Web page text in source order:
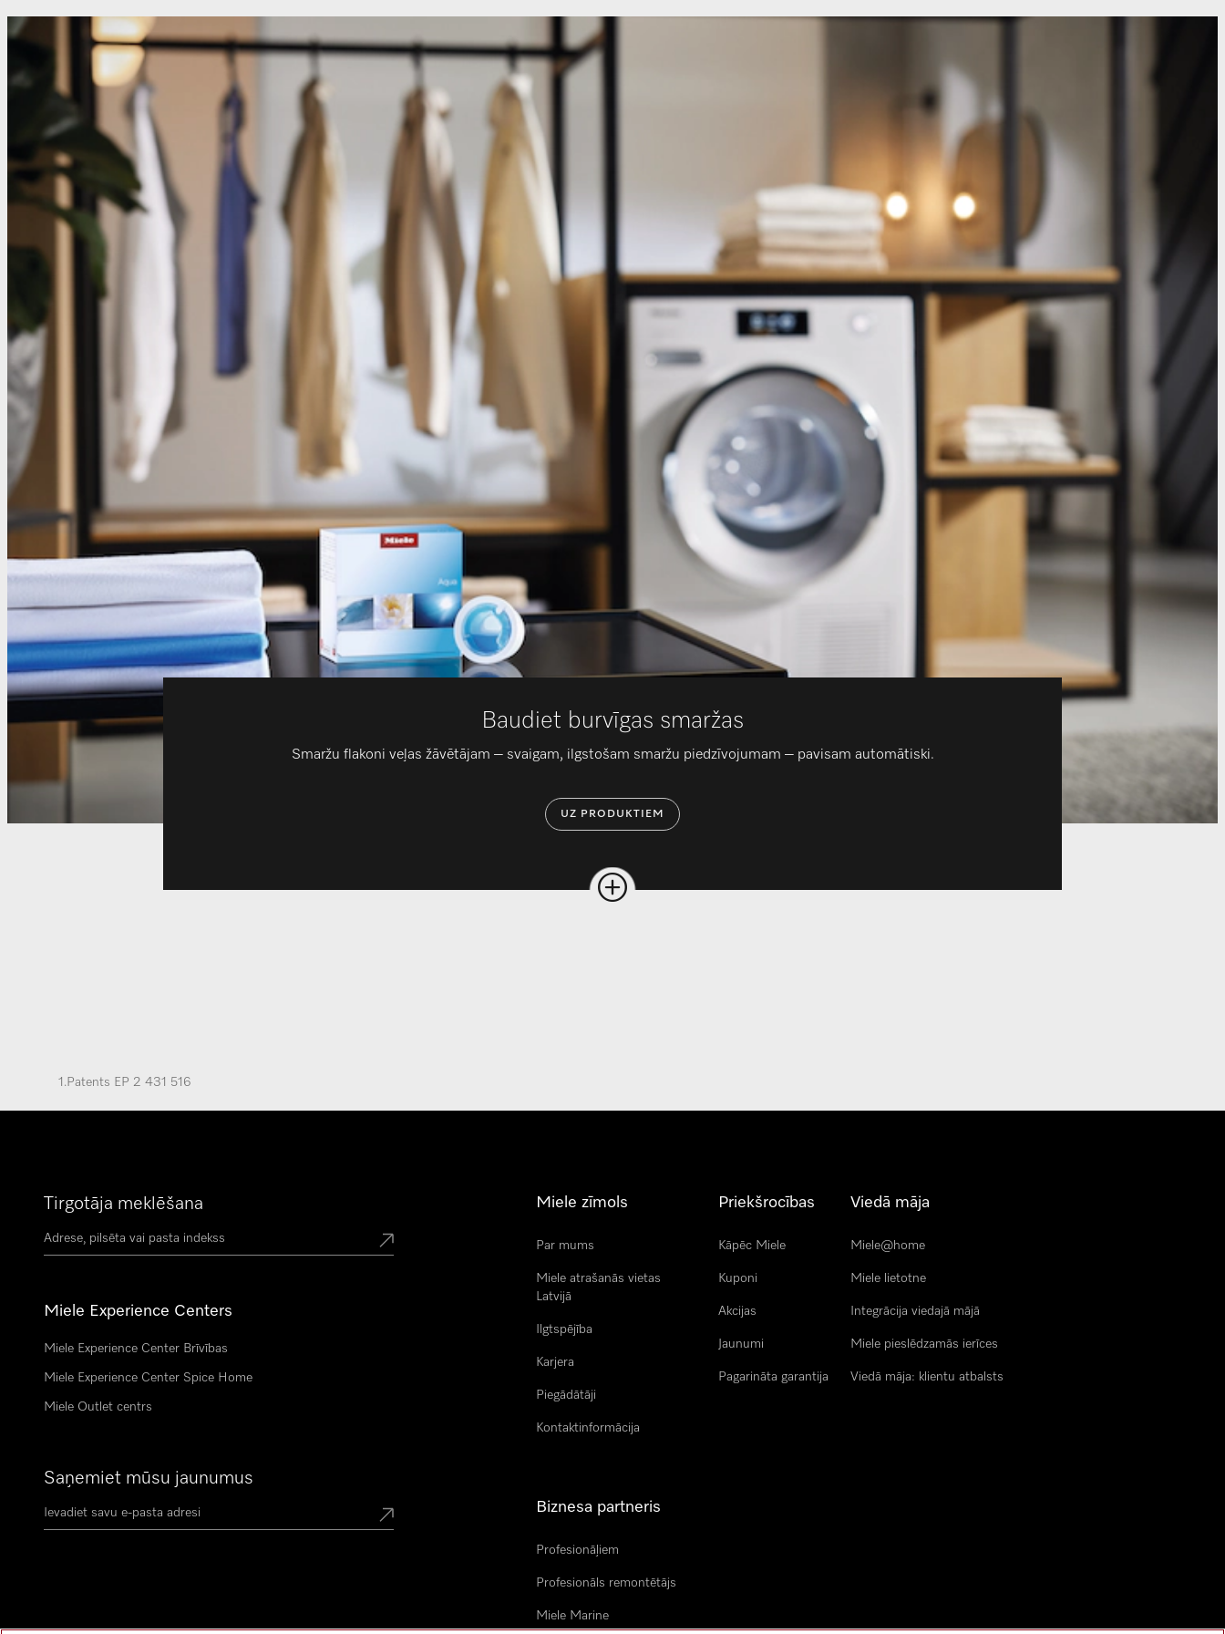
Baudiet burvīgas smaržas
Smaržu flakoni veļas žāvētājam – svaigam, ilgstošam smaržu piedzīvojumam – pavisam automātiski.
UZ PRODUKTIEM
1.Patents EP 2 431 516
Tirgotāja meklēšana
Miele Experience Centers
Miele Experience Center Brīvības
Miele Experience Center Spice Home
Miele Outlet centrs
Saņemiet mūsu jaunumus
Miele zīmols
Par mums
Miele atrašanās vietas
Latvijā
Ilgtspējība
Karjera
Piegādātāji
Kontaktinformācija
Priekšrocības
Kāpēc Miele
Kuponi
Akcijas
Jaunumi
Pagarināta garantija
Viedā māja
Miele@home
Miele lietotne
Integrācija viedajā mājā
Miele pieslēdzamās ierīces
Viedā māja: klientu atbalsts
Biznesa partneris
Profesionāļiem
Profesionāls remontētājs
Miele Marine